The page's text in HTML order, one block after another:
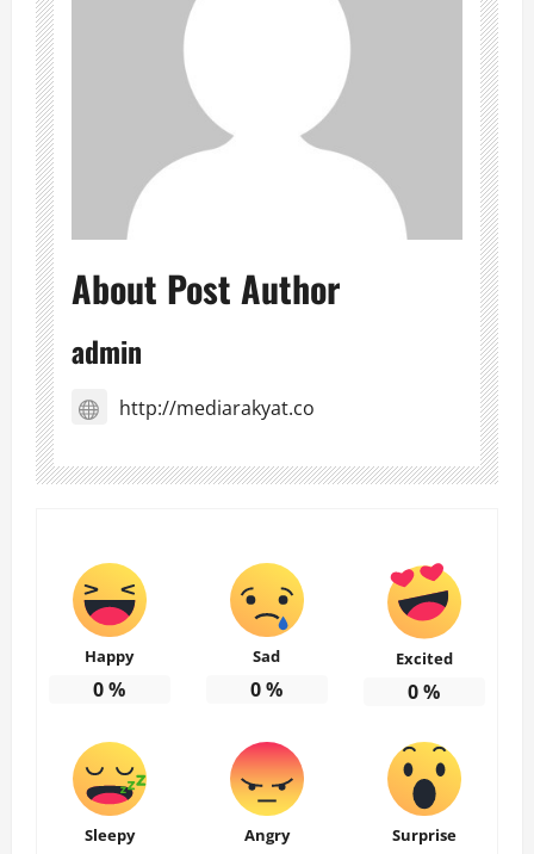
About Post Author
admin
http://mediarakyat.co
Happy
0%
Sad
0%
Excited
0%
Sleepy Angry Surprise